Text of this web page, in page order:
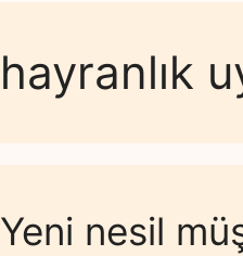
hayranlık
Yeni nesil